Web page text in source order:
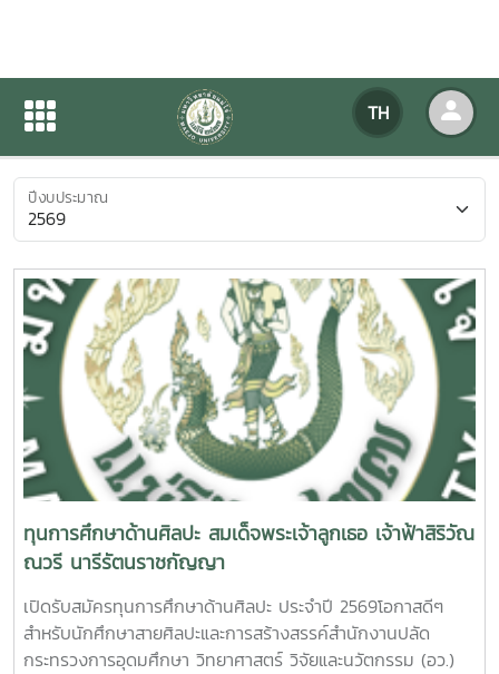
TH
ค้นหาตามปีงบประมาณ
ค้นหาตามปีงบประมาณ
ปีงบประมาณ
ทุนการศึกษาด้านศิลปะ สมเด็จพระเจ้าลูกเธอ เจ้าฟ้าสิริวัณ
ณวรี นารีรัตนราชกัญญา
เปิดรับสมัครทุนการศึกษาด้านศิลปะ ประจำปี 2569โอกาสดีๆ
สำหรับนักศึกษาสายศิลปะและการสร้างสรรค์สำนักงานปลัด
กระทรวงการอุดมศึกษา วิทยาศาสตร์ วิจัยและนวัตกรรม (อว.)